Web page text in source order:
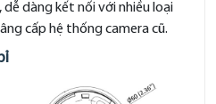
dễ dàng kết nối với nhiều loại
cấp hệ thống camera cũ.